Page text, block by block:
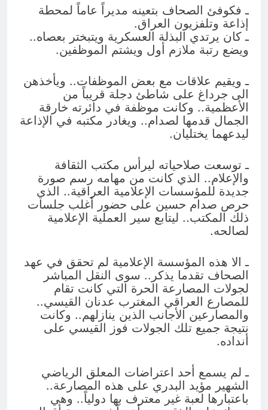
ـ فكوفئ الصحاف بتعينه مديراً عاماً لمحطة
إذاعة وتلفزيون العراق.
ـ كان يرتدي البذلة العسكرية ويتبختر بعصاه..
ويضع رتبة ملازم أول ويشتم الموظفين.
ـ ويقيم علاقات مع بعض الموظفات.. ويأخذهن
الى جرداغ على شاطئ دجلة قريباً من
الأعظمية.. وكانت موظفة في دائرته خارقة
الجمال قدمها لصدام.. ويغادر مكتبه في الإذاعة
ليدعهما يختليان.
ـ توسعت صلاحياته ليرأس مكتب الثقافة
والإعلام.. الذي كانت من مهامه رسم صورة
جديدة للمؤسسات الإعلامية العراقية.. الذي
حرص صدام حسين على حضور أغلب جلسات
ذلك المكتب.. ليتابع سير العملية الإعلامية
لصالحه.
ـ الا هذه المؤسسة الإعلامية لم تحقق في عهد
الصحاف تقدما يذكر.. سوى النقل المباشر
لجولات المصارعة الحرة التي كانت تقام
للمصارع العراقي المغترب عدنان القيسي..
والمصارعين الأجانب الذين ينازلهم.. وكانت
نتيجة جميع تلك الجولات فوز القيسي على
أنداده.
ـ لم يسمع أحد اعتراضات المعلق الرياضي
الشهير مؤيد البدري على هذه المصارعة..
باعتبارها لعبة غير معترف بها دولياً.. وهي